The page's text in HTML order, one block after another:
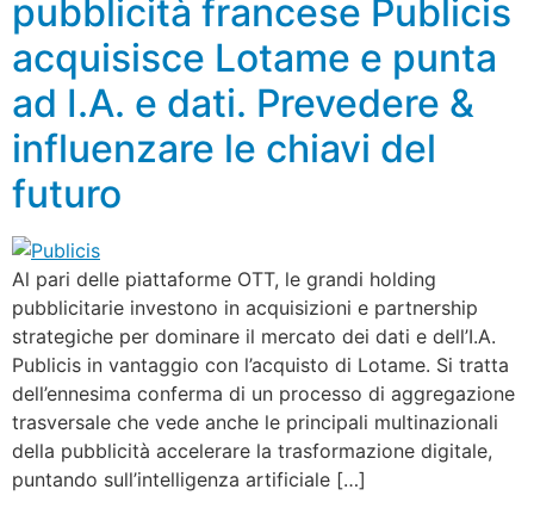
pubblicità francese Publicis
acquisisce Lotame e punta
ad I.A. e dati. Prevedere &
influenzare le chiavi del
futuro
Al pari delle piattaforme OTT, le grandi holding
pubblicitarie investono in acquisizioni e partnership
strategiche per dominare il mercato dei dati e dell’I.A.
Publicis in vantaggio con l’acquisto di Lotame. Si tratta
dell’ennesima conferma di un processo di aggregazione
trasversale che vede anche le principali multinazionali
della pubblicità accelerare la trasformazione digitale,
puntando sull’intelligenza artificiale […]